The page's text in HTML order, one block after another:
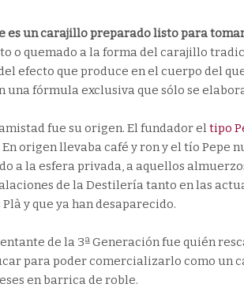
es un carajillo preparado listo para
o quemado a la forma del carajillo
efecto que produce en el cuerpo del
una fórmula exclusiva que sólo se
fue su origen. El fundador eltipo
En origen llevaba café y ron y el tío Pepe
a la esfera privada, a aquellos
de la Destilería tanto en las
y que ya han desaparecido.
de la 3ª Generación fue quién
para poder comercializarlo como un
en barrica de roble.